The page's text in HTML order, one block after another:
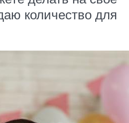
количество для